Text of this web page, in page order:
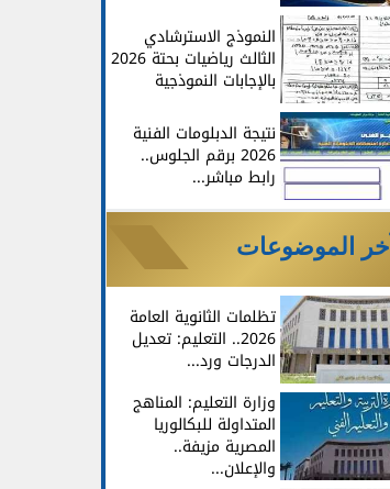
النموذج الاسترشادي
الثالث رياضيات بحتة 2026
بالإجابات النموذجية
نتيجة الدبلومات الفنية
2026 برقم الجلوس..
رابط مباشر...
آخر الموضوعات
تظلمات الثانوية العامة
2026.. التعليم: تعديل
الدرجات ورد...
وزارة التعليم: المناهج
المتداولة للبكالوريا
المصرية مزيفة..
والإعلان...